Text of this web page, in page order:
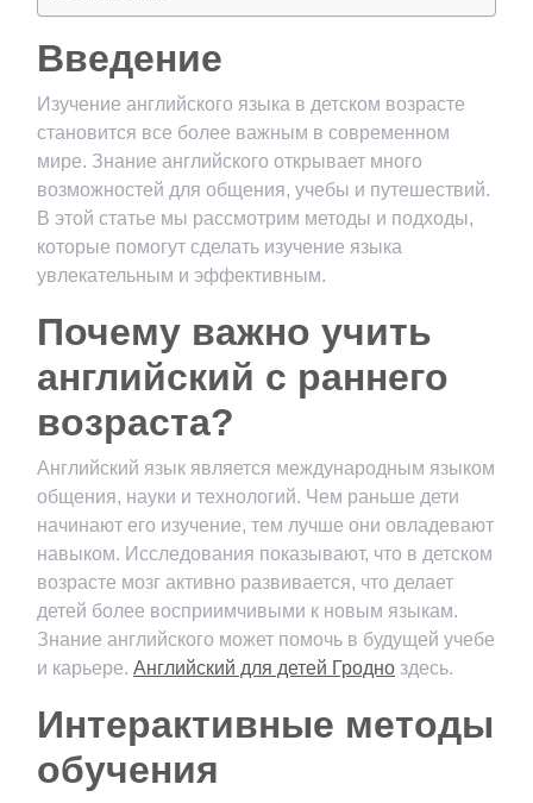
Введение
Изучение английского языка в детском возрасте
становится все более важным в современном
мире. Знание английского открывает много
возможностей для общения, учебы и путешествий.
В этой статье мы рассмотрим методы и подходы,
которые помогут сделать изучение языка
увлекательным и эффективным.
Почему важно учить
английский с раннего
возраста?
Английский язык является международным языком
общения, науки и технологий. Чем раньше дети
начинают его изучение, тем лучше они овладевают
навыком. Исследования показывают, что в детском
возрасте мозг активно развивается, что делает
детей более восприимчивыми к новым языкам.
Знание английского может помочь в будущей учебе
и карьере. Английский для детей Гродно здесь.
Интерактивные методы
обучения